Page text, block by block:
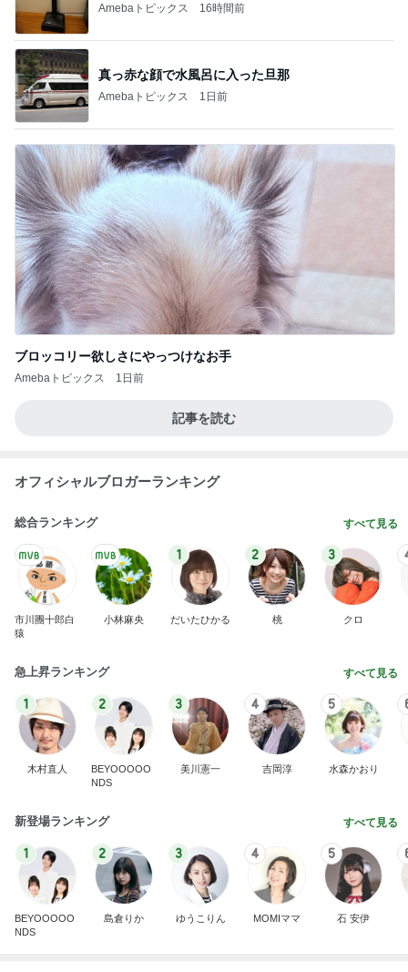
Amebaトピックス 16時間前
真っ赤な顔で水風呂に入った旦那
Amebaトピックス 1日前
ブロッコリー欲しさにやっつけなお手
Amebaトピックス 1日前
記事を読む
オフィシャルブロガーランキング
総合ランキング すべて見る
市川團十郎白
猿
小林麻央
1
だいたひかる
2
桃
3
クロ
急上昇ランキング すべて見る
1
木村直人
2
BEYOOOOO
NDS
3
美川憲一
4
吉岡淳
5
水森かおり
新登場ランキング すべて見る
1
BEYOOOOO
NDS
2
島倉りか
3
ゆうこりん
4
MOMIママ
5
石 安伊